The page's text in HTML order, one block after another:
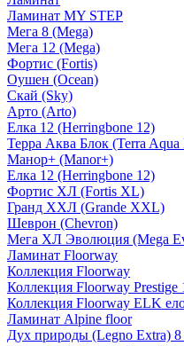
Ламинат MY STEP
Мега 8 (Mega)
Мега 12 (Mega)
Фортис (Fortis)
Оушен (Ocean)
Скай (Sky)
Арто (Arto)
Елка 12 (Herringbone 12)
Терра Аква Блок (Terra
Манор+ (Manor+)
Елка 12 (Herringbone 12)
Фортис ХЛ (Fortis XL)
Гранд ХХЛ (Grande XXL)
Шеврон (Chevron)
Мега ХЛ Эволюция (Mega
Ламинат Floorway
Коллекция Floorway
Коллекция Floorway Prestige
Коллекция Floorway ELK
Ламинат Alpine floor
Дух природы (Legno Extra) 8